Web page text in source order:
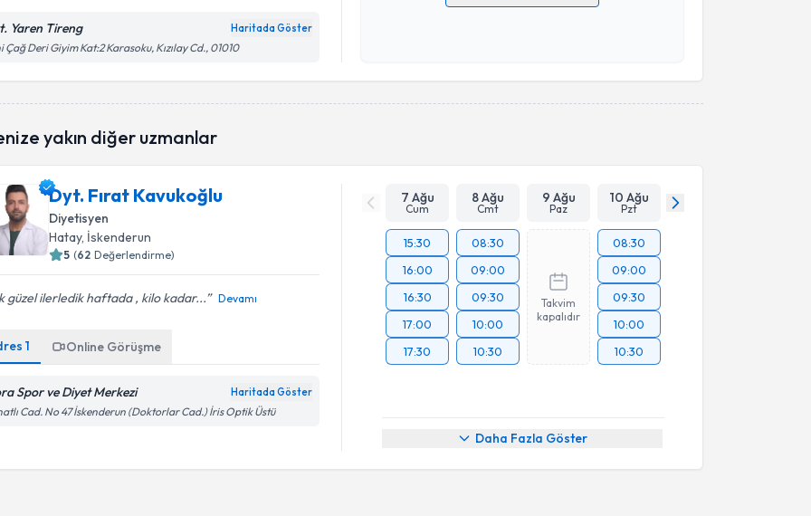
Yaren Tireng Haritada Göster
Çağ Deri Giyim Kat:2 Karasoku, Kızılay Cd., 01010
Kişisel verilerimin işlenmesine ilişkinAydınlatma Metni
Takvim Talebini Gönder
yakın diğer uzmanlar
Dyt. Fırat Kavukoğlu
Diyetisyen
Hatay, İskenderun
5 (62 Değerlendirme)
güzel ilerledik haftada , kilo kadar... Devamı
1 Online Görüşme
Spor ve Diyet Merkezi Haritada Göster
Cad. No 47 İskenderun (Doktorlar Cad.) İris Optik Üstü
7 Ağu
Cum
8 Ağu
Cmt
9 Ağu
Paz
10 Ağu
Pzt
15:30
16:00
16:30
17:00
17:30
08:30
09:00
09:30
10:00
10:30
Takvim
kapalıdır
08:30
09:00
09:30
10:00
10:30
Daha Fazla Göster